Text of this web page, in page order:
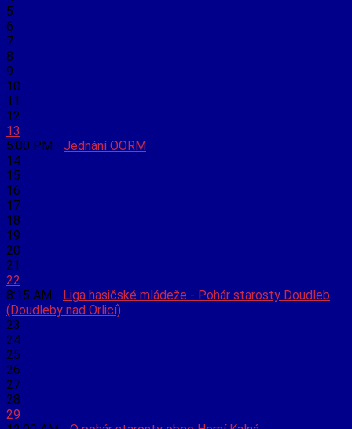
5
6
7
8
9
10
11
12
13
5:00 PM - Jednání OORM
14
15
16
17
18
19
20
21
22
8:15 AM - Liga hasičské mládeže - Pohár starosty Doudleb
(Doudleby nad Orlicí)
23
24
25
26
27
28
29